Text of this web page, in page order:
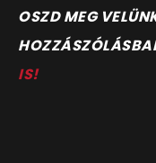
OSZD MEG
IS!